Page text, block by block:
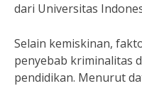
dari Universitas
Selain kemiskinan,
penyebab kriminalitas
pendidikan. Menurut